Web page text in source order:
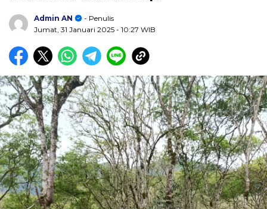
Admin AN
- Penulis
Jumat, 31 Januari 2025 - 10:27 WIB